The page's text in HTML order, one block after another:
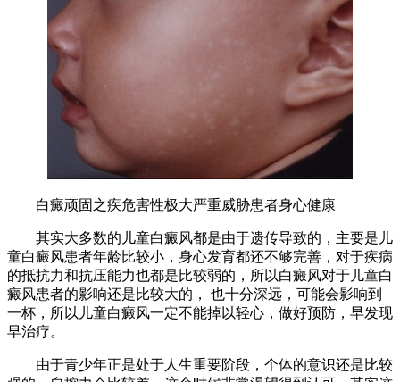
白癜顽固之疾危害性极大严重威胁患者身心健康
其实大多数的儿童白癜风都是由于遗传导致的，主要是儿
童白癜风患者年龄比较小，身心发育都还不够完善，对于疾病
的抵抗力和抗压能力也都是比较弱的，所以白癜风对于儿童白
癜风患者的影响还是比较大的， 也十分深远，可能会影响到
一杯，所以儿童白癜风一定不能掉以轻心，做好预防，早发现
早治疗。
由于青少年正是处于人生重要阶段，个体的意识还是比较